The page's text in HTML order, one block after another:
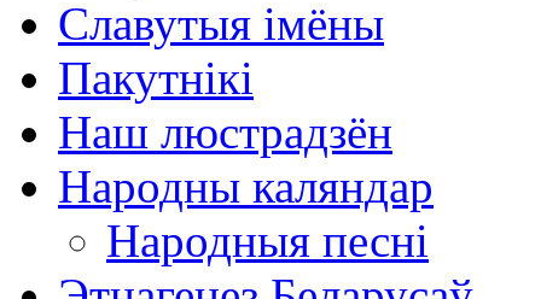
Славутыя імёны
Пакутнікі
Наш люстрадзён
Народны каляндар
Народныя песні